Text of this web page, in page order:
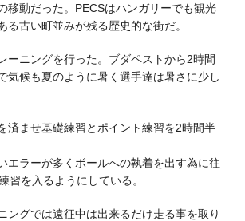
移動だった。PECSはハンガリーでも観光
る古い町並みが残る歴史的な街だ。
ーニングを行った。ブダペストから2時間
気候も夏のように暑く選手達は暑さに少し
済ませ基礎練習とポイント練習を2時間半
エラーが多くボールへの執着を出す為に往
習を入るようにしている。
ングでは遠征中は出来るだけ走る事を取り